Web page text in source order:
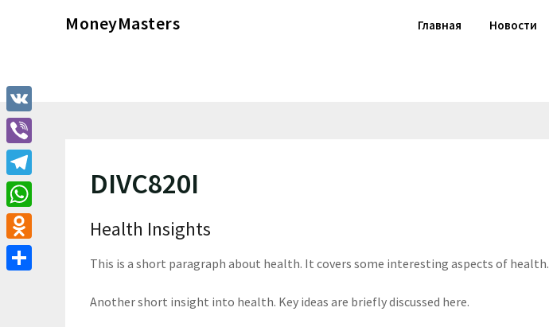
MoneyMasters Главная Новости
DIVC820I
Health Insights
This is a short paragraph about health. It covers some interesting aspects of health.
Another short insight into health. Key ideas are briefly discussed here.
VK
Viber
Telegram
WhatsApp
Odnoklassniki